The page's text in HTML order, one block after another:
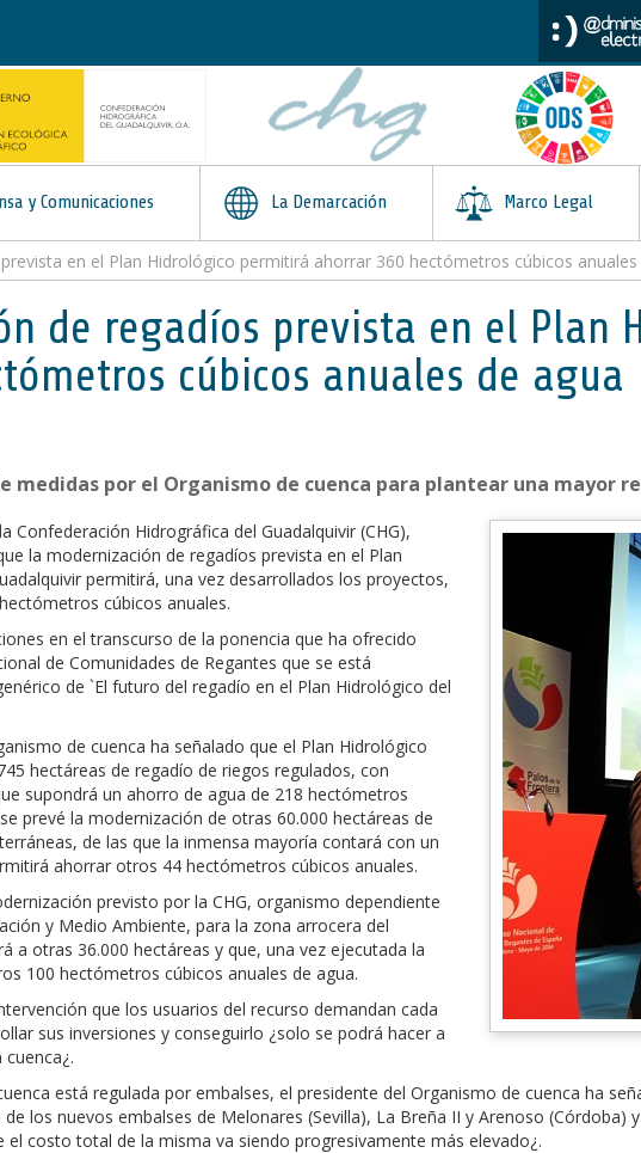
y Comunicaciones La Demarcación Marco Legal
en el Plan Hidrológico permitirá ahorrar 360 hectómetros cúbicos anuales
de regadíos prevista en el Plan
cúbicos anuales de agua
medidas por el Organismo de cuenca para plantear una mayor
Confederación Hidrográfica del Guadalquivir (CHG),
la modernización de regadíos prevista en el Plan
permitirá, una vez desarrollados los proyectos,
cúbicos anuales.
en el transcurso de la ponencia que ha ofrecido
de Comunidades de Regantes que se está
de `El futuro del regadío en el Plan Hidrológico del
de cuenca ha señalado que el Plan Hidrológico
hectáreas de regadío de riegos regulados, con
supondrá un ahorro de agua de 218 hectómetros
prevé la modernización de otras 60.000 hectáreas de
de las que la inmensa mayoría contará con un
ahorrar otros 44 hectómetros cúbicos anuales.
previsto por la CHG, organismo dependiente
y Medio Ambiente, para la zona arrocera del
a otras 36.000 hectáreas y que, una vez ejecutada la
100 hectómetros cúbicos anuales de agua.
que los usuarios del recurso demandan cada
sus inversiones y conseguirlo ¿solo se podrá hacer a
está regulada por embalses, el presidente del Organismo de cuenca ha
los nuevos embalses de Melonares (Sevilla), La Breña II y Arenoso (Córdoba)
costo total de la misma va siendo progresivamente más elevado¿.